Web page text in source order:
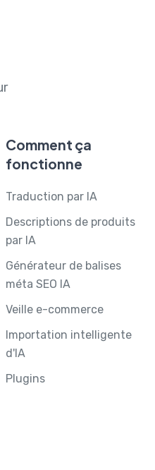
Comment ça
fonctionne
Traduction par IA
Descriptions de produits
par IA
Générateur de balises
méta SEO IA
Veille e-commerce
Importation intelligente
d'IA
Plugins